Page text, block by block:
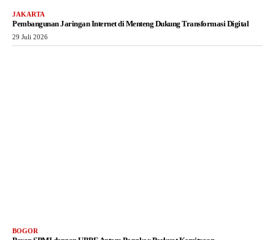
JAKARTA
Pembangunan Jaringan Internet di Menteng Dukung Transformasi Digital
29 Juli 2026
BOGOR